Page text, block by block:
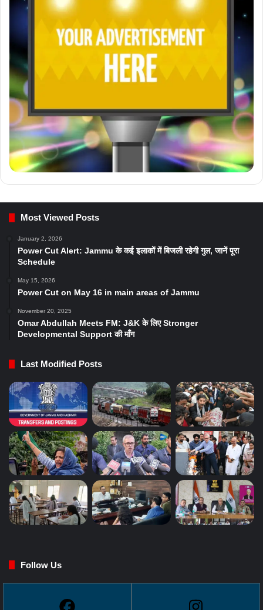
Most Viewed Posts
January 2, 2026
Power Cut Alert: Jammu के कई इलाकों में बिजली रहेगी गुल, जानें पूरा
Schedule
May 15, 2026
Power Cut on May 16 in main areas of Jammu
November 20, 2025
Omar Abdullah Meets FM: J&K के लिए Stronger
Developmental Support की माँग
Last Modified Posts
Follow Us